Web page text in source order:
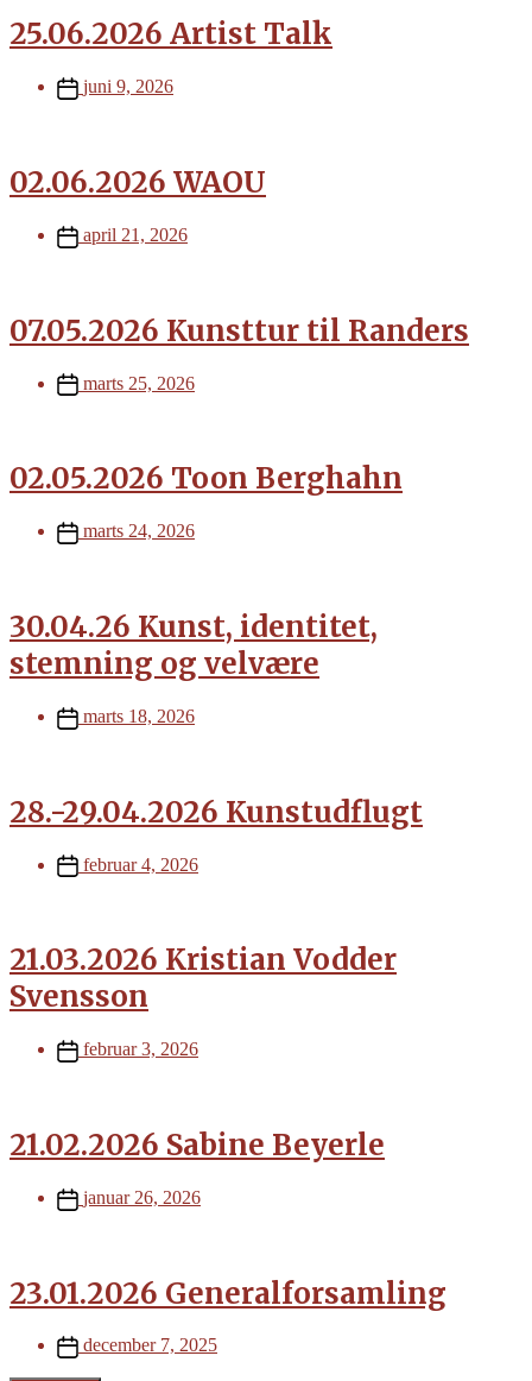
25.06.2026 Artist Talk
Post
date
juni 9, 2026
02.06.2026 WAOU
Post
date
april 21, 2026
07.05.2026 Kunsttur til Randers
Postmarts 25, 2026
02.05.2026 Toon Berghahn
Post
date
marts 24, 2026
30.04.26 Kunst, identitet,
stemning og velvære
Post
date
marts 18, 2026
28.-29.04.2026 Kunstudflugt
Postfebruar 4, 2026
21.03.2026 Kristian Vodder
Svensson
Post
date
februar 3, 2026
21.02.2026 Sabine Beyerle
Post
date
januar 26, 2026
23.01.2026 Generalforsamling
Postdecember 7, 2025